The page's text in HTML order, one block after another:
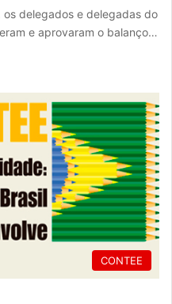
delegados e delegadas do
e aprovaram o balanço…
CONTEE